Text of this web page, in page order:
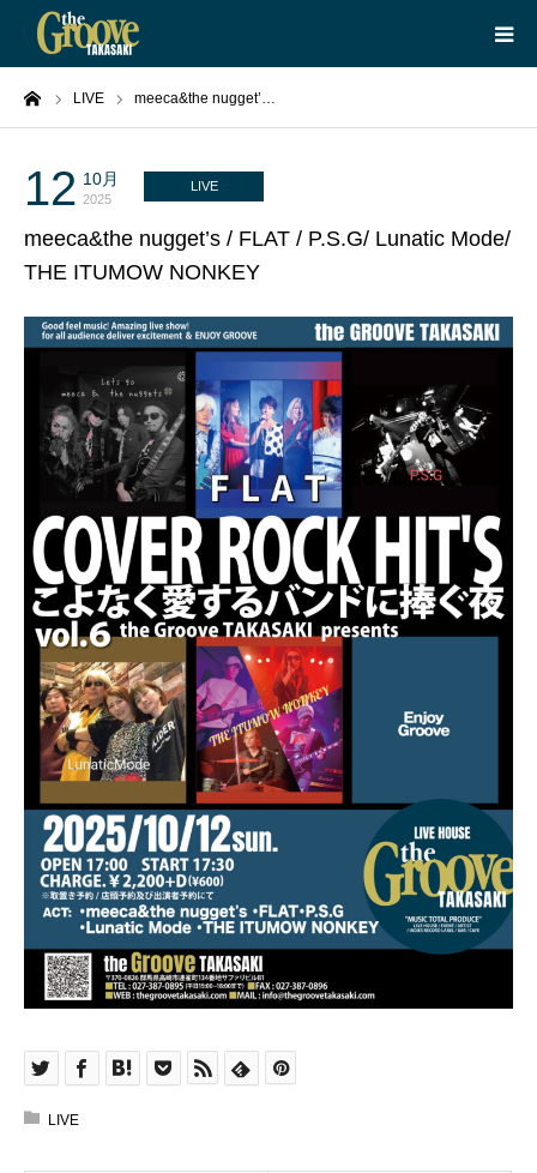
LIVE meeca&the nugget’…
12 10月
2025
LIVE
meeca&the nugget’s / FLAT / P.S.G/ Lunatic Mode/
THE ITUMOW NONKEY
LIVE
HOME
LIVE
EQUIPMENT
ABOUT
CONTACT